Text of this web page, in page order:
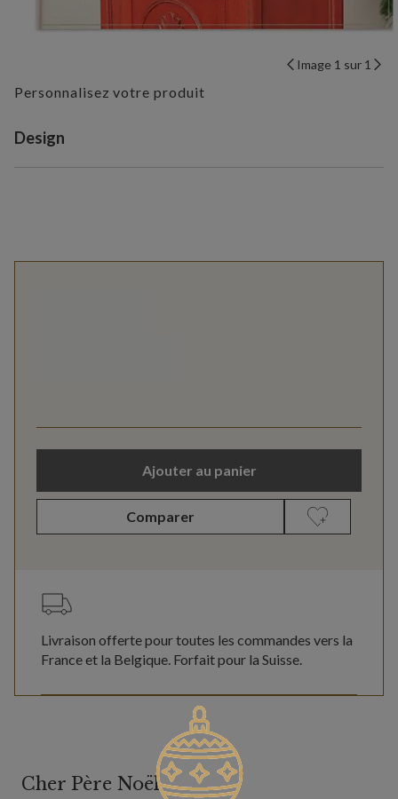
Image 1 sur 1
Personnalisez votre produit
Variant selection
Design
Ajouter au panier
Comparer
Livraison offerte pour toutes les commandes vers la
France et la Belgique. Forfait pour la Suisse.
Cher Père Noël